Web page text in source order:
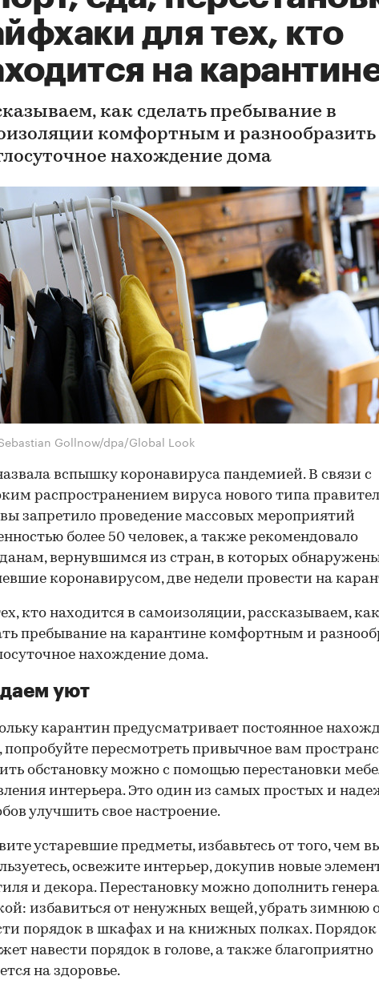
для тех, кто
на
как сделать пребывание в
комфортным и разнообразить
нахождение дома
Gollnow/dpa/Global Look
вспышку коронавируса пандемией. В связи с
распространением вируса нового типа
запретило проведение массовых мероприятий
более 50 человек, а также рекомендовало
вернувшимся из стран, в которых
коронавирусом, две недели провести на
кто находится в самоизоляции, рассказываем, как
пребывание на карантине комфортным и
нахождение дома.
уют
карантин предусматривает постоянное
попробуйте пересмотреть привычное вам
обстановку можно с помощью перестановки
интерьера. Это один из самых простых и
улучшить свое настроение.
устаревшие предметы, избавьтесь от того, чем
освежите интерьер, докупив новые
и декора. Перестановку можно дополнить
избавиться от ненужных вещей, убрать зимнюю
порядок в шкафах и на книжных полках. Порядок
навести порядок в голове, а также благоприятно
на здоровье.